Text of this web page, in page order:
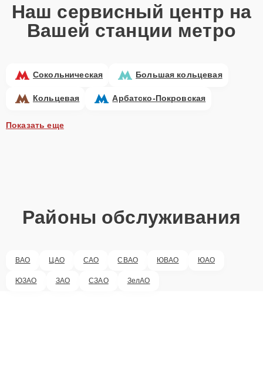
Наш сервисный центр на
Вашей станции метро
Сокольническая Большая кольцевая
Кольцевая Арбатско-Покровская
Показать еще
Районы обслуживания
ВАО ЦАО САО СВАО ЮВАО ЮАО
ЮЗАО ЗАО СЗАО ЗелАО